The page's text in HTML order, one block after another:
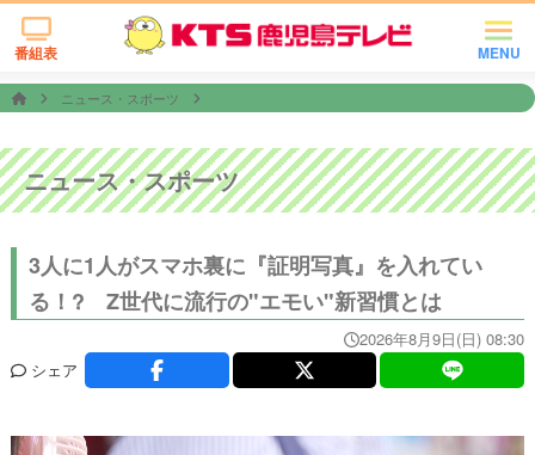
MENU
番組表
ニュース・スポーツ
ニュース・スポーツ
3人に1人がスマホ裏に『証明写真』を入れてい
る！? Z世代に流行の"エモい"新習慣とは
2026年8月9日(日) 08:30
シェア